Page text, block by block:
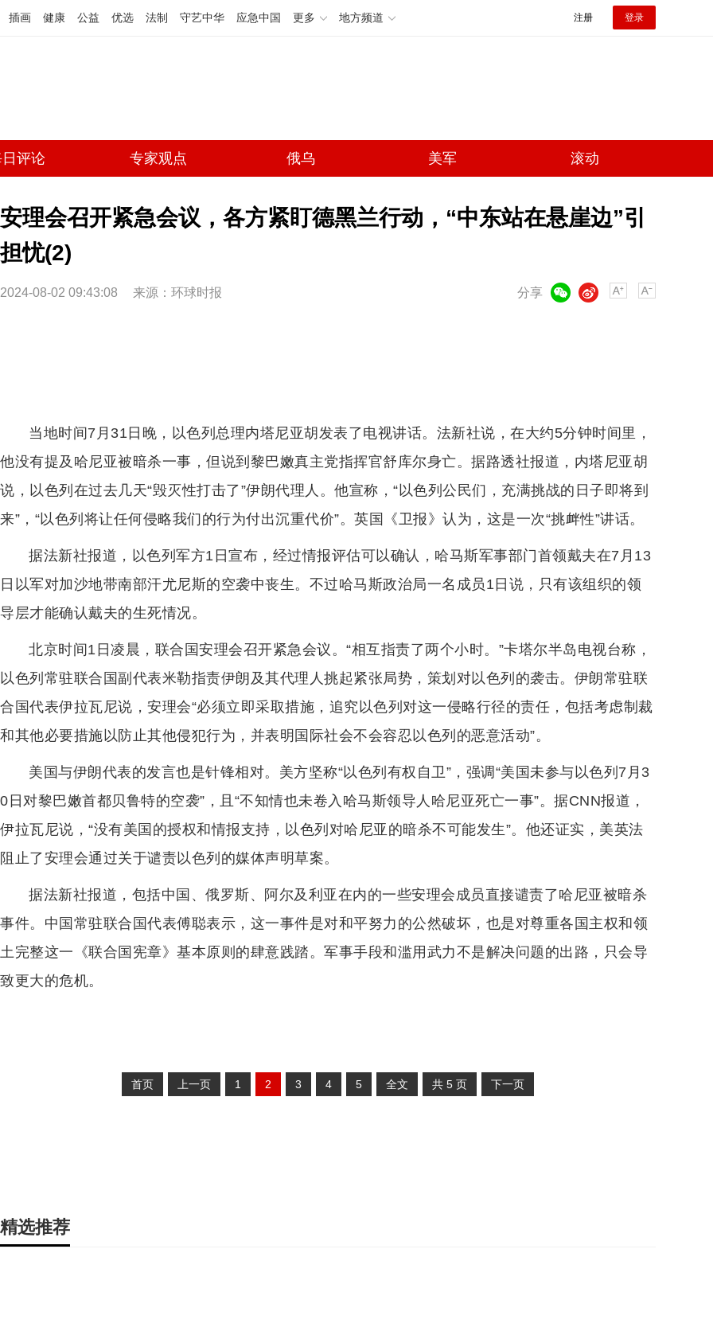
插画 健康 公益 优选 法制 守艺中华 应急中国 更多 地方频道 注册 登录
评论 专家观点 俄乌 美军 滚动
安理会召开紧急会议，各方紧盯德黑兰行动，“中东站在悬崖边”引
担忧(2)
2024-08-02 09:43:08 来源：环球时报 分享
微博
当地时间7月31日晚，以色列总理内塔尼亚胡发表了电视讲话。法新社说，在大约5分钟时间里，
他没有提及哈尼亚被暗杀一事，但说到黎巴嫩真主党指挥官舒库尔身亡。据路透社报道，内塔尼亚胡
说，以色列在过去几天“毁灭性打击了”伊朗代理人。他宣称，“以色列公民们，充满挑战的日子即将到
来”，“以色列将让任何侵略我们的行为付出沉重代价”。英国《卫报》认为，这是一次“挑衅性”讲话。
据法新社报道，以色列军方1日宣布，经过情报评估可以确认，哈马斯军事部门首领戴夫在7月13
日以军对加沙地带南部汗尤尼斯的空袭中丧生。不过哈马斯政治局一名成员1日说，只有该组织的领
导层才能确认戴夫的生死情况。
北京时间1日凌晨，联合国安理会召开紧急会议。“相互指责了两个小时。”卡塔尔半岛电视台称，
以色列常驻联合国副代表米勒指责伊朗及其代理人挑起紧张局势，策划对以色列的袭击。伊朗常驻联
合国代表伊拉瓦尼说，安理会“必须立即采取措施，追究以色列对这一侵略行径的责任，包括考虑制裁
和其他必要措施以防止其他侵犯行为，并表明国际社会不会容忍以色列的恶意活动”。
美国与伊朗代表的发言也是针锋相对。美方坚称“以色列有权自卫”，强调“美国未参与以色列7月3
0日对黎巴嫩首都贝鲁特的空袭”，且“不知情也未卷入哈马斯领导人哈尼亚死亡一事”。据CNN报道，
伊拉瓦尼说，“没有美国的授权和情报支持，以色列对哈尼亚的暗杀不可能发生”。他还证实，美英法
阻止了安理会通过关于谴责以色列的媒体声明草案。
据法新社报道，包括中国、俄罗斯、阿尔及利亚在内的一些安理会成员直接谴责了哈尼亚被暗杀
事件。中国常驻联合国代表傅聪表示，这一事件是对和平努力的公然破坏，也是对尊重各国主权和领
土完整这一《联合国宪章》基本原则的肆意践踏。军事手段和滥用武力不是解决问题的出路，只会导
致更大的危机。
首页 上一页 1 2 3 4 5 全文 共 5 页 下一页
精选推荐